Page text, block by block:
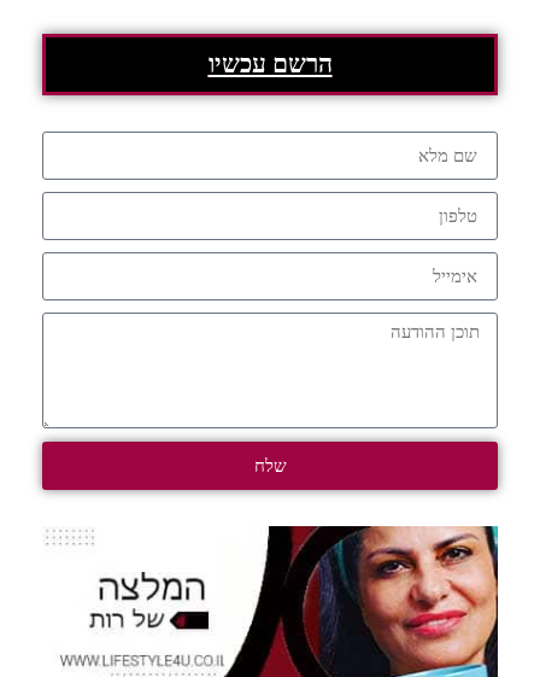
הרשם עכשיו
שלח